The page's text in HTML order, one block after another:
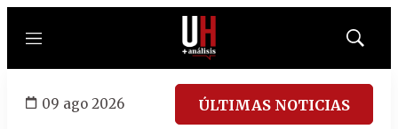
Menú
Mostrar
09 ago 2026 ÚLTIMAS NOTICIAS